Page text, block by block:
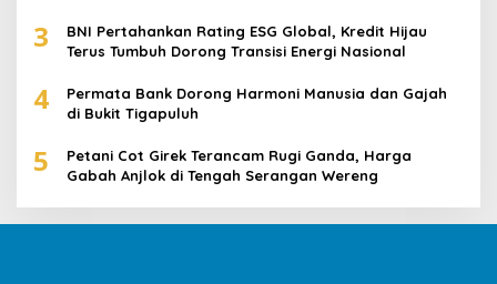
3
BNI Pertahankan Rating ESG Global, Kredit Hijau
Terus Tumbuh Dorong Transisi Energi Nasional
4
Permata Bank Dorong Harmoni Manusia dan Gajah
di Bukit Tigapuluh
5
Petani Cot Girek Terancam Rugi Ganda, Harga
Gabah Anjlok di Tengah Serangan Wereng